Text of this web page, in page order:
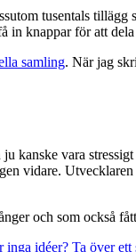
tusentals
in knappar för att
samling. När jag
kanske vara
vidare.
och som också
idéer? Ta över ett